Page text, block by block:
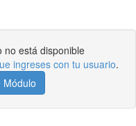
no está disponible
ingreses con tu usuario.
Módulo